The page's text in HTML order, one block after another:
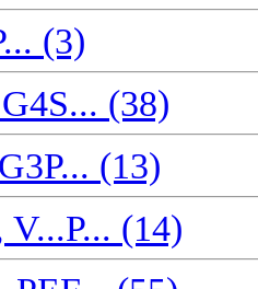
(3)
(38)
(13)
V...P... (14)